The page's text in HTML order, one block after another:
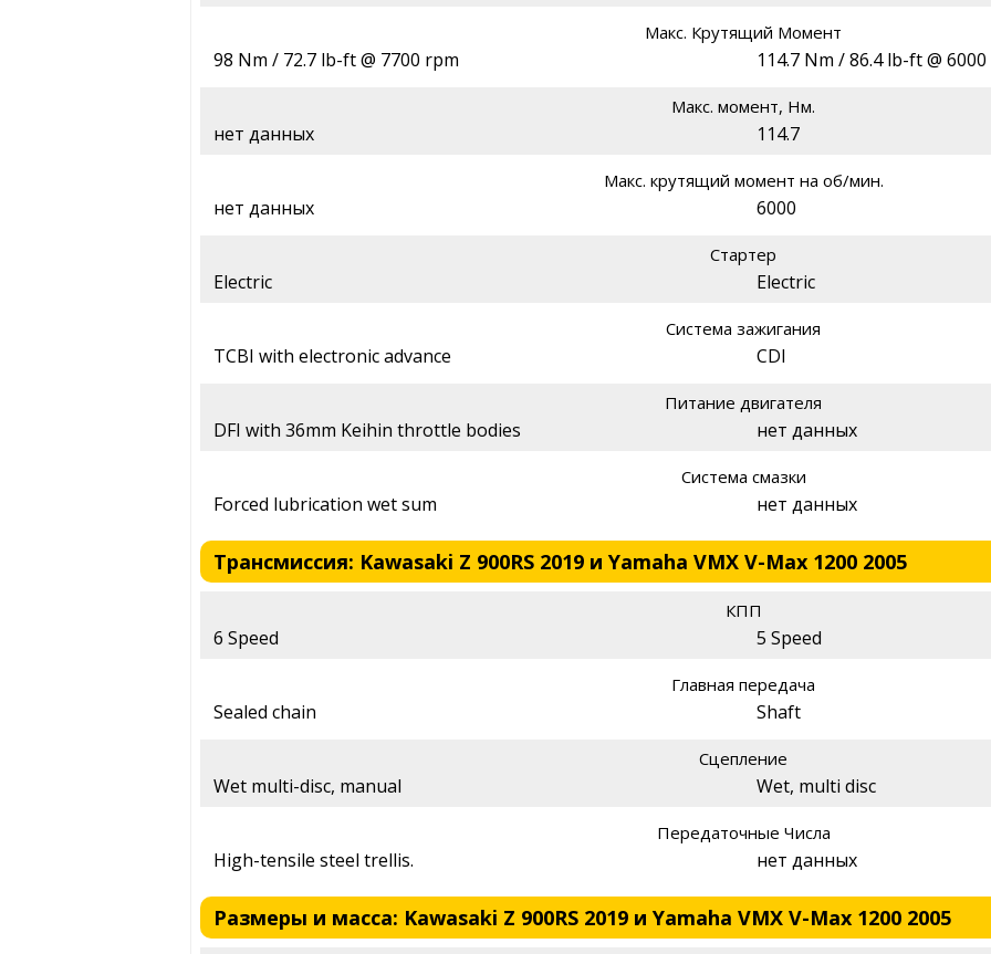
Макс. Крутящий Момент
98 Nm / 72.7 lb-ft @ 7700 rpm 114.7 Nm / 86.4 lb-ft @
Макс. момент, Нм.
нет данных 114.7
Макс. крутящий момент на об/мин.
нет данных 6000
Стартер
Electric Electric
Система зажигания
TCBI with electronic advance CDI
Питание двигателя
DFI with 36mm Keihin throttle bodies нет данных
Система смазки
Forced lubrication wet sum нет данных
Трансмиссия: Kawasaki Z 900RS 2019 и Yamaha VMX V-Max 1200 2005
КПП
6 Speed 5 Speed
Главная передача
Sealed chain Shaft
Сцепление
Wet multi-disc, manual Wet, multi disc
Передаточные Числа
High-tensile steel trellis. нет данных
Размеры и масса: Kawasaki Z 900RS 2019 и Yamaha VMX V-Max 1200 2005